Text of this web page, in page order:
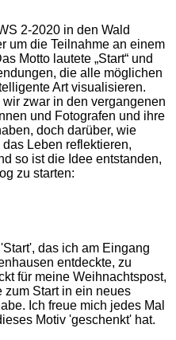
2-2020 in den Wald
um die Teilnahme an einem
Motto lautete „Start“ und
die alle möglichen
Art visualisieren.
zwar in den vergangenen
und Fotografen und ihre
doch darüber, wie
Leben reflektieren,
so ist die Idee entstanden,
zu starten:
das ich am Eingang
entdeckte, zu
für meine Weihnachtspost,
zum Start in ein neues
Ich freue mich jedes Mal
Motiv 'geschenkt' hat.